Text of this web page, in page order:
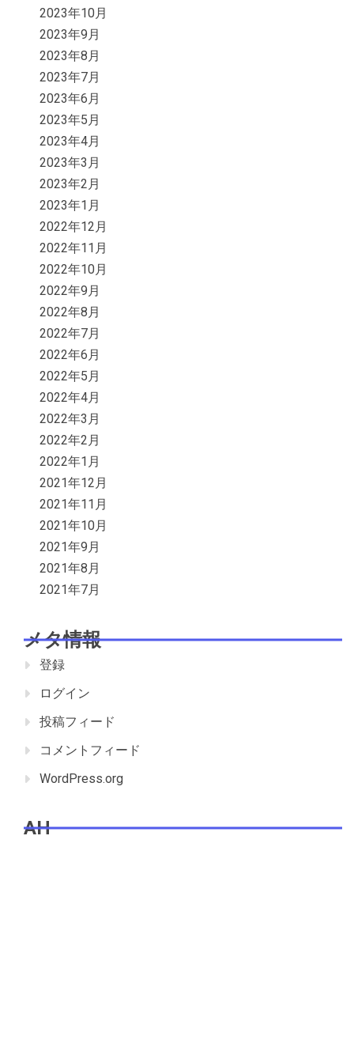
2023年10月
2023年9月
2023年8月
2023年7月
2023年6月
2023年5月
2023年4月
2023年3月
2023年2月
2023年1月
2022年12月
2022年11月
2022年10月
2022年9月
2022年8月
2022年7月
2022年6月
2022年5月
2022年4月
2022年3月
2022年2月
2022年1月
2021年12月
2021年11月
2021年10月
2021年9月
2021年8月
2021年7月
メタ情報
登録
ログイン
投稿フィード
コメントフィード
WordPress.org
AH